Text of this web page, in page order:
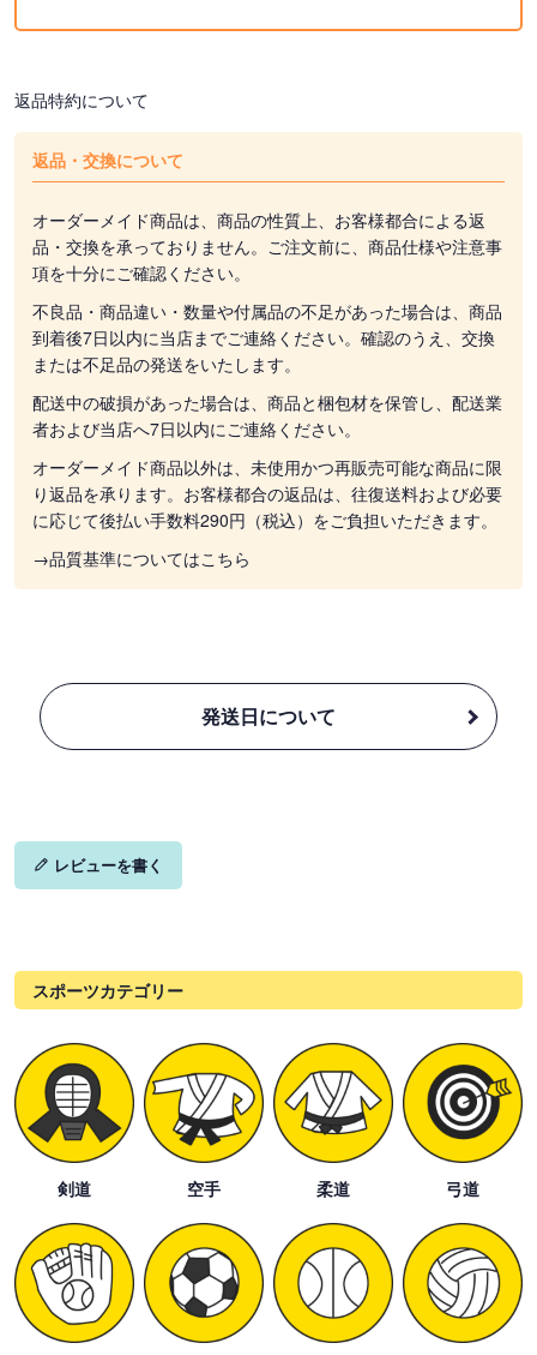
返品特約について
返品・交換について
オーダーメイド商品は、商品の性質上、お客様都合による返
品・交換を承っておりません。ご注文前に、商品仕様や注意事
項を十分にご確認ください。
不良品・商品違い・数量や付属品の不足があった場合は、商品
到着後7日以内に当店までご連絡ください。確認のうえ、交換
または不足品の発送をいたします。
配送中の破損があった場合は、商品と梱包材を保管し、配送業
者および当店へ7日以内にご連絡ください。
オーダーメイド商品以外は、未使用かつ再販売可能な商品に限
り返品を承ります。お客様都合の返品は、往復送料および必要
に応じて後払い手数料290円（税込）をご負担いただきます。
→品質基準についてはこちら
発送日について
レビューを書く
スポーツカテゴリー
剣道 空手 柔道 弓道